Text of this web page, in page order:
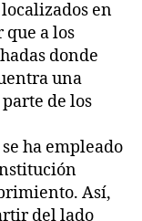
en
que a los
donde
una
de los
ha empleado
Así,
del lado